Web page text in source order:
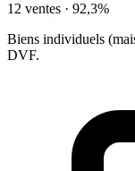
12 ventes · 92,3%
Biens individuels
DVF.